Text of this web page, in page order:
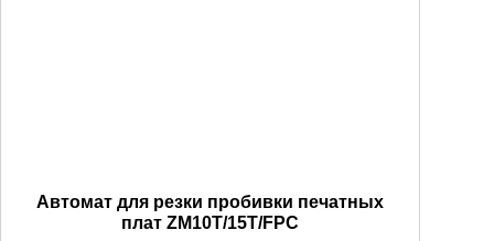
Автомат для резки пробивки печатных
плат ZM10T/15T/FPC